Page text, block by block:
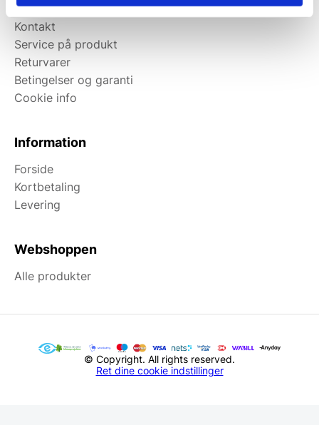
Kundeservice
Kontakt
Service på produkt
Returvarer
Betingelser og garanti
Cookie info
Information
Forside
Kortbetaling
Levering
Webshoppen
Alle produkter
© Copyright. All rights reserved.
Ret dine cookie indstillinger